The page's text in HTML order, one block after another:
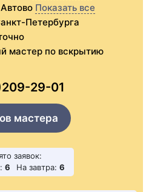
Показать все
Петербурга
мастер по вскрытию
29-01
мастера
заявок:
6 На завтра: 6